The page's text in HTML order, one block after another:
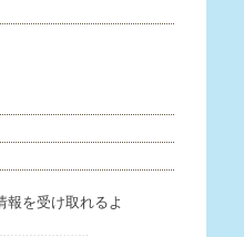
報を受け取れるよ